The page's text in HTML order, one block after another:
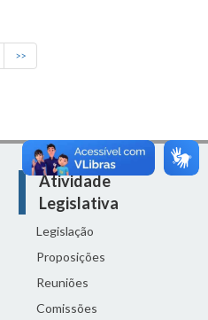
>>
Atividade
Legislativa
Legislação
Proposições
Reuniões
Comissões